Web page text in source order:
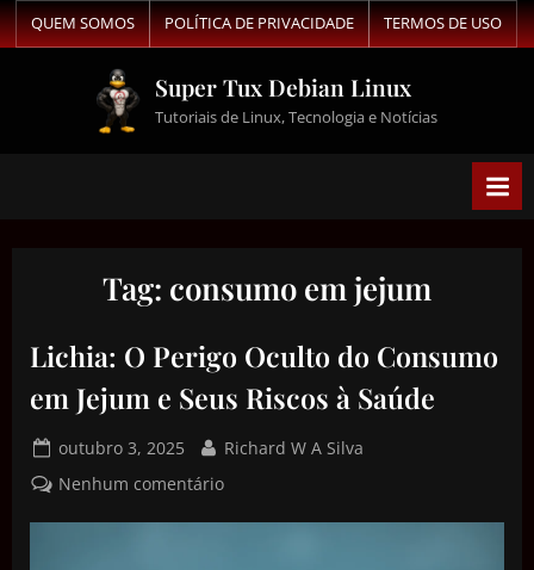
QUEM SOMOS POLÍTICA DE PRIVACIDADE TERMOS DE USO
Super Tux Debian Linux
Tutoriais de Linux, Tecnologia e Notícias
Tag: consumo em jejum
Lichia: O Perigo Oculto do Consumo
em Jejum e Seus Riscos à Saúde
outubro 3, 2025
Richard W A Silva
Nenhum comentário